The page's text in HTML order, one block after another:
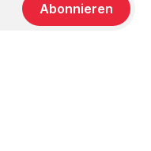
Abonnieren